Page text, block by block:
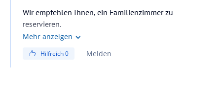
Wir empfehlen Ihnen, ein Familienzimmer zu
reservieren.
Mehr anzeigen
Hilfreich0 Melden